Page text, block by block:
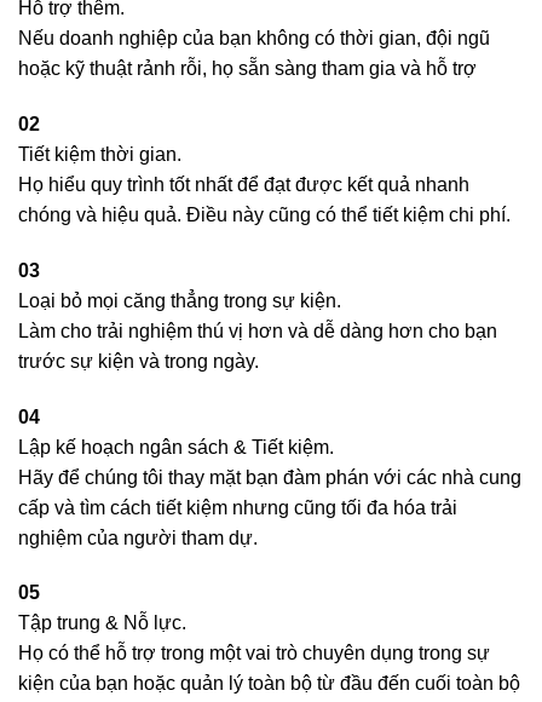
Hỗ trợ thêm.
Nếu doanh nghiệp của bạn không có thời gian, đội ngũ
hoặc kỹ thuật rảnh rỗi, họ sẵn sàng tham gia và hỗ trợ
02
Tiết kiệm thời gian.
Họ hiểu quy trình tốt nhất để đạt được kết quả nhanh
chóng và hiệu quả. Điều này cũng có thể tiết kiệm chi phí.
03
Loại bỏ mọi căng thẳng trong sự kiện.
Làm cho trải nghiệm thú vị hơn và dễ dàng hơn cho bạn
trước sự kiện và trong ngày.
04
Lập kế hoạch ngân sách & Tiết kiệm.
Hãy để chúng tôi thay mặt bạn đàm phán với các nhà cung
cấp và tìm cách tiết kiệm nhưng cũng tối đa hóa trải
nghiệm của người tham dự.
05
Tập trung & Nỗ lực.
Họ có thể hỗ trợ trong một vai trò chuyên dụng trong sự
kiện của bạn hoặc quản lý toàn bộ từ đầu đến cuối toàn bộ